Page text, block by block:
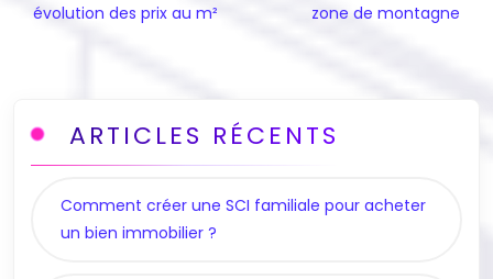
évolution des prix au m²
zone de montagne
ARTICLES RÉCENTS
Comment créer une SCI familiale pour acheter
un bien immobilier ?